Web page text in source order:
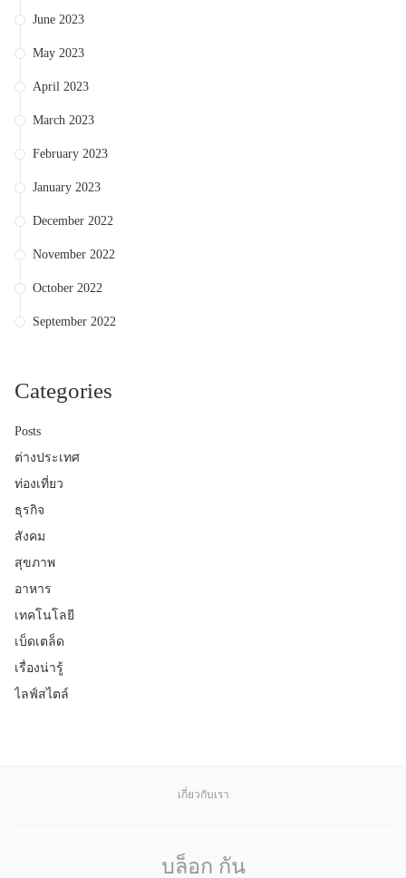
June 2023
May 2023
April 2023
March 2023
February 2023
January 2023
December 2022
November 2022
October 2022
September 2022
Categories
Posts
ต่างประเทศ
ท่องเที่ยว
ธุรกิจ
สังคม
สุขภาพ
อาหาร
เทคโนโลยี
เบ็ดเตล็ด
เรื่องน่ารู้
ไลฟ์สไตล์
เกี่ยวกับเรา
บล็อก กัน